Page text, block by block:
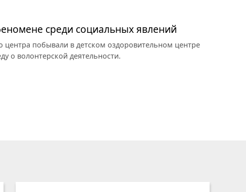
среди социальных явлений
побывали в детском оздоровительном центре
о волонтерской деятельности.